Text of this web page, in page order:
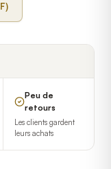
Peu de
retours
Les clients gardent
leurs achats